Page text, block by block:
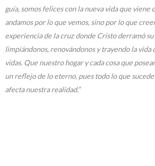
guía, somos felices con la nueva vida que viene
andamos por lo que vemos, sino por lo que
experiencia de la cruz donde Cristo derramó su
limpiándonos, renovándonos y trayendo la vida
vidas. Que nuestro hogar y cada cosa que
un reflejo de lo eterno, pues todo lo que
afecta nuestra realidad.”